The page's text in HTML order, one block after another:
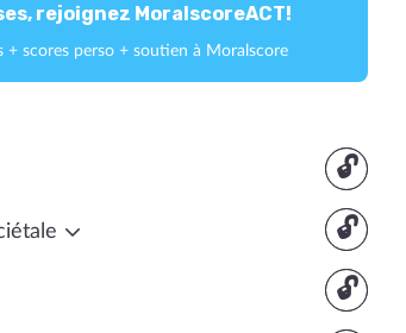
rejoignez MoralscoreACT!
+ scores perso + soutien à Moralscore
🔓
🔓
🔓